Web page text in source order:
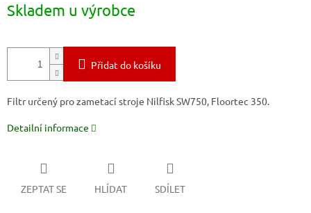
cena:
Skladem u výrobce
Přidat do košíku
Filtr určený pro zametací stroje Nilfisk SW750, Floortec 350.
Detailní informace
ZEPTAT SE HLÍDAT SDÍLET